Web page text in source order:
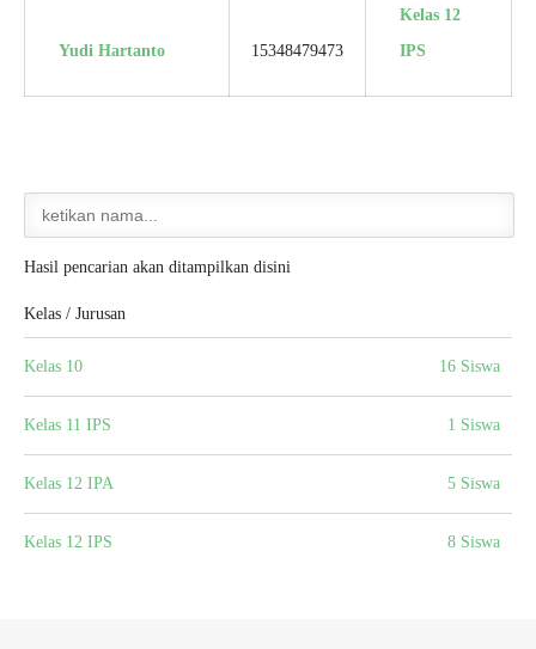
Yudi Hartanto 15348479473
Kelas 12
IPS
Hasil pencarian akan ditampilkan disini
Kelas / Jurusan
Kelas 10 16 Siswa
Kelas 11 IPS 1 Siswa
Kelas 12 IPA 5 Siswa
Kelas 12 IPS 8 Siswa